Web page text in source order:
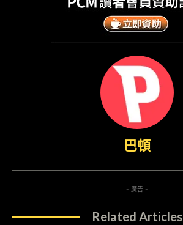
巴頓
- 廣告 -
Related Articles